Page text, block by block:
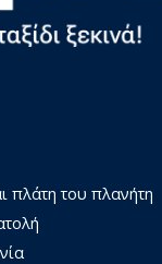
πλάτη του πλανήτη